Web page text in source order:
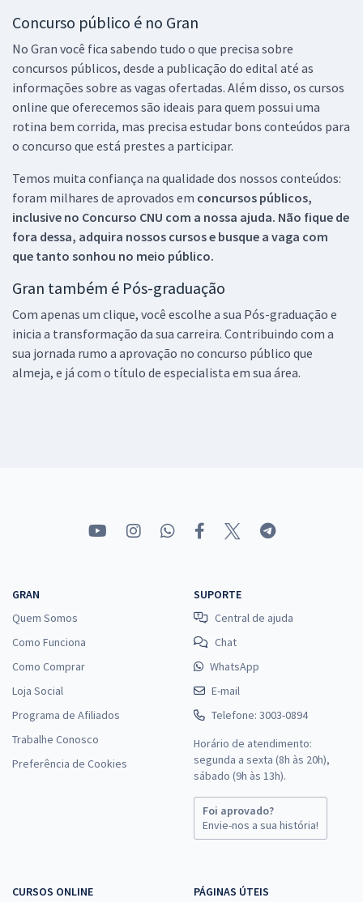
Concurso público é no Gran
No Gran você fica sabendo tudo o que precisa sobre
concursos públicos, desde a publicação do edital até as
informações sobre as vagas ofertadas. Além disso, os cursos
online que oferecemos são ideais para quem possui uma
rotina bem corrida, mas precisa estudar bons conteúdos para
o concurso que está prestes a participar.
Temos muita confiança na qualidade dos nossos conteúdos:
foram milhares de aprovados em concursos públicos,
inclusive no Concurso CNU com a nossa ajuda. Não fique de
fora dessa, adquira nossos cursos e busque a vaga com
que tanto sonhou no meio público.
Gran também é Pós-graduação
Com apenas um clique, você escolhe a sua Pós-graduação e
inicia a transformação da sua carreira. Contribuindo com a
sua jornada rumo a aprovação no concurso público que
almeja, e já com o título de especialista em sua área.
GRAN
Quem Somos
Como Funciona
Como Comprar
Loja Social
Programa de Afiliados
Trabalhe Conosco
Preferência de Cookies
SUPORTE
Central de ajuda
Chat
WhatsApp
E-mail
Telefone: 3003-0894
Horário de atendimento:
segunda a sexta (8h às 20h),
sábado (9h às 13h).
Foi aprovado?
Envie-nos a sua história!
CURSOS ONLINE PÁGINAS ÚTEIS